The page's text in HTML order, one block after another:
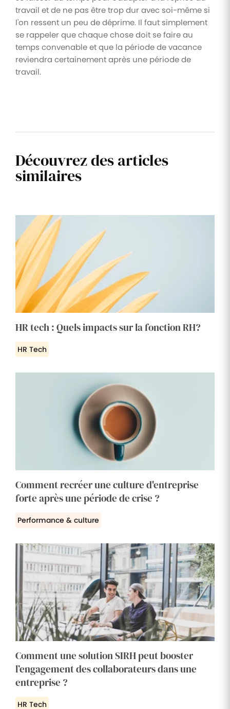
travail et de ne pas être trop dur avec soi-même si
l'on ressent un peu de déprime. Il faut simplement
se rappeler que chaque chose doit se faire au
temps convenable et que la période de vacance
reviendra certainement après une période de
travail.
Découvrez des articles
similaires
HR tech : Quels impacts sur la fonction RH?
HR Tech
Comment recréer une culture d'entreprise
forte après une période de crise ?
Performance & culture
Comment une solution SIRH peut booster
l’engagement des collaborateurs dans une
entreprise ?
HR Tech